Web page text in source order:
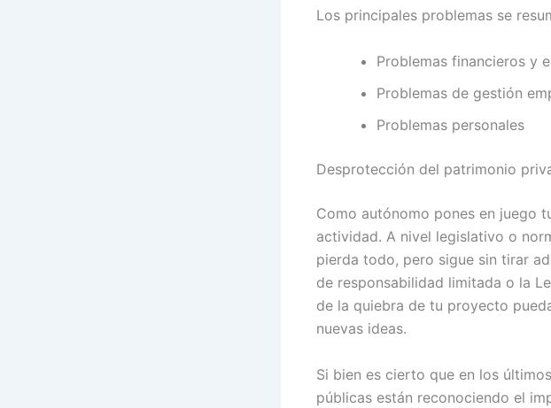
Los principales problemas se
Problemas financieros y
Problemas de gestión
Problemas personales
Desprotección del patrimonio
Como autónomo pones en juego
actividad. A nivel legislativo o
pierda todo, pero sigue sin tirar
de responsabilidad limitada o la
de la quiebra de tu proyecto
nuevas ideas.
Si bien es cierto que en los
públicas están reconociendo el